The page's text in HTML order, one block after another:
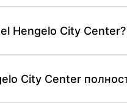
Hengelo City Center?
City Center